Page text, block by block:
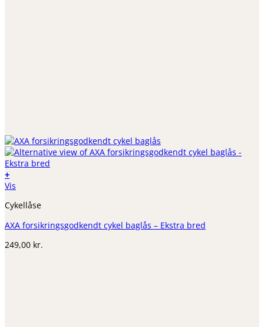
+
Vis
Cykellåse
AXA forsikringsgodkendt cykel baglås – Ekstra bred
249,00 kr.